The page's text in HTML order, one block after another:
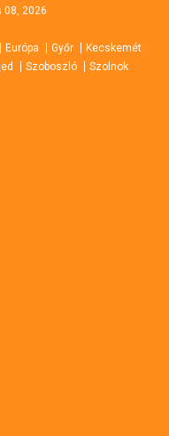
08, 2026
Európa Győr
Kecskemét
Szoboszló Szolnok